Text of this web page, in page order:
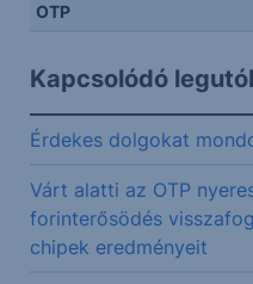
OTP
Kapcsolódó
Érdekes dolgokat
Várt alatti az OTP
forinterősödés
chipek eredményeit